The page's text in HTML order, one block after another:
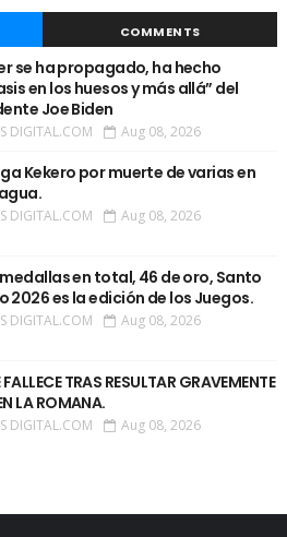
COMMENTS
se ha propagado, ha hecho
en los huesos y más allá” del
Joe Biden
DIGITAL.COM Aug 08, 2026
Kekero por muerte de varias en
DIGITAL.COM Aug 08, 2026
medallas en total, 46 de oro, Santo
2026 es la edición de los Juegos.
DIGITAL.COM Aug 08, 2026
TRAS RESULTAR GRAVEMENTE
LA ROMANA.
DIGITAL.COM Aug 08, 2026